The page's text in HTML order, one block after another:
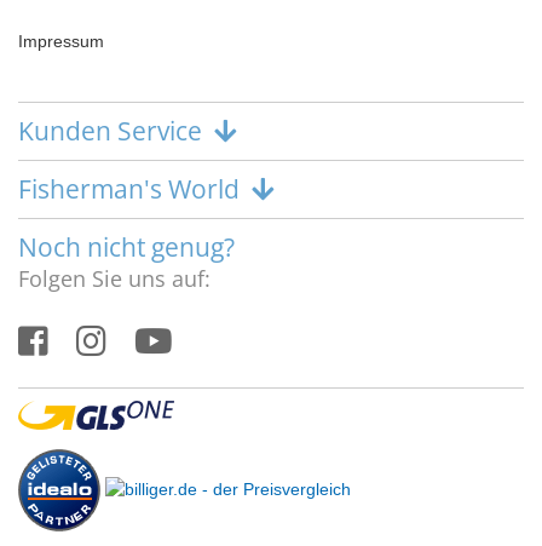
Impressum
Kunden Service
Fisherman's World
Noch nicht genug?
Folgen Sie uns auf: